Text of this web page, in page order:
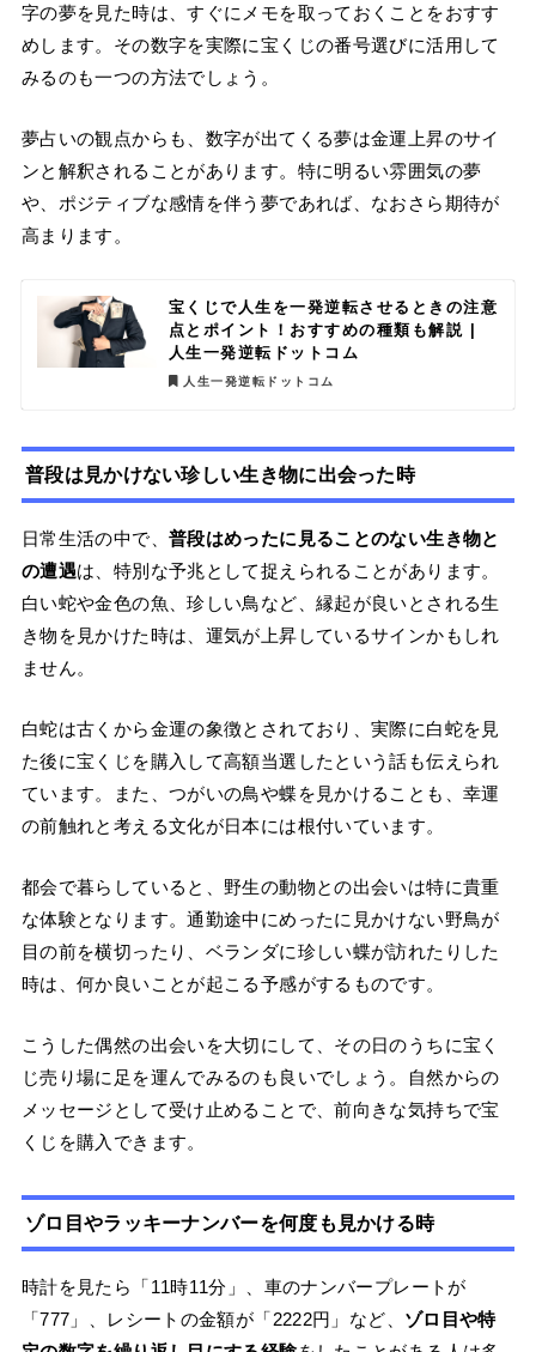
字の夢を見た時は、すぐにメモを取っておくことをおすす
めします。その数字を実際に宝くじの番号選びに活用して
みるのも一つの方法でしょう。
夢占いの観点からも、数字が出てくる夢は金運上昇のサイ
ンと解釈されることがあります。特に明るい雰囲気の夢
や、ポジティブな感情を伴う夢であれば、なおさら期待が
高まります。
宝くじで人生を一発逆転させるときの注意
点とポイント！おすすめの種類も解説 |
人生一発逆転ドットコム
人生一発逆転ドットコム
普段は見かけない珍しい生き物に出会った時
日常生活の中で、 普段はめったに見ることのない生き物と
の遭遇は、特別な予兆として捉えられることがあります。
白い蛇や金色の魚、珍しい鳥など、縁起が良いとされる生
き物を見かけた時は、運気が上昇しているサインかもしれ
ません。
白蛇は古くから金運の象徴とされており、実際に白蛇を見
た後に宝くじを購入して高額当選したという話も伝えられ
ています。また、つがいの鳥や蝶を見かけることも、幸運
の前触れと考える文化が日本には根付いています。
都会で暮らしていると、野生の動物との出会いは特に貴重
な体験となります。通勤途中にめったに見かけない野鳥が
目の前を横切ったり、ベランダに珍しい蝶が訪れたりした
時は、何か良いことが起こる予感がするものです。
こうした偶然の出会いを大切にして、その日のうちに宝く
じ売り場に足を運んでみるのも良いでしょう。自然からの
メッセージとして受け止めることで、前向きな気持ちで宝
くじを購入できます。
ゾロ目やラッキーナンバーを何度も見かける時
時計を見たら「11時11分」、車のナンバープレートが
「777」、レシートの金額が「2222円」など、 ゾロ目や特